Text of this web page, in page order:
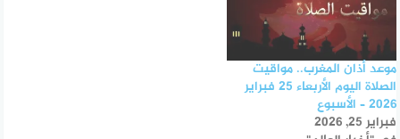
موعد أذان المغرب.. مواقيت
الصلاة اليوم الأربعاء 25 فبراير
2026 – الأسبوع
فبراير 25, 2026